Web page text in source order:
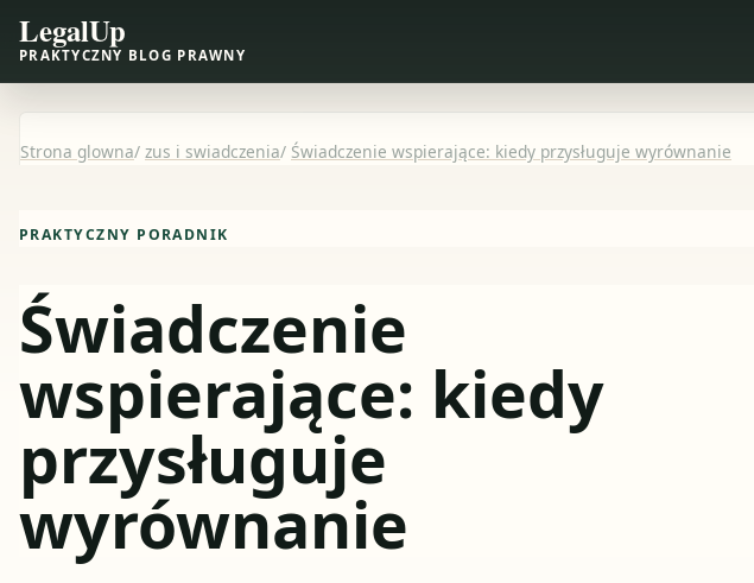
LegalUp
PRAKTYCZNY BLOG PRAWNY
Strona glowna/ zus i swiadczenia/ Świadczenie wspierające: kiedy przysługuje wyrównanie
PRAKTYCZNY PORADNIK
Świadczenie
wspierające: kiedy
przysługuje
wyrównanie